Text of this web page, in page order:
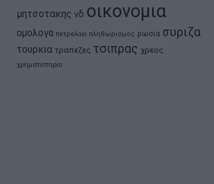
μητσοτακης νδ οικονομια
ομολογα πετρελαιο πληθωρισμος ρωσια συριζα
τουρκια τραπεζες τσιπρας χρεος
χρηματιστηριο